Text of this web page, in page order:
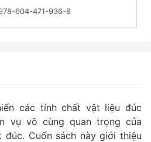
604-471-936-8
các tính chất vật liệu đúc
vụ vô cùng quan trọng của
Cuốn sách này giới thiệu